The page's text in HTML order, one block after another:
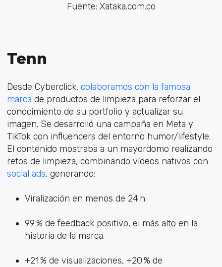
Fuente: Xataka.com.co
Tenn
Desde Cyberclick, colaboramos con la famosa
marca de productos de limpieza para reforzar el
conocimiento de su portfolio y actualizar su
imagen. Se desarrolló una campaña en Meta y
TikTok con influencers del entorno humor/lifestyle.
El contenido mostraba a un mayordomo realizando
retos de limpieza, combinando vídeos nativos con
social ads, generando:
Viralización en menos de 24 h.
99 % de feedback positivo, el más alto en la
historia de la marca.
+21 % de visualizaciones, +20 % de